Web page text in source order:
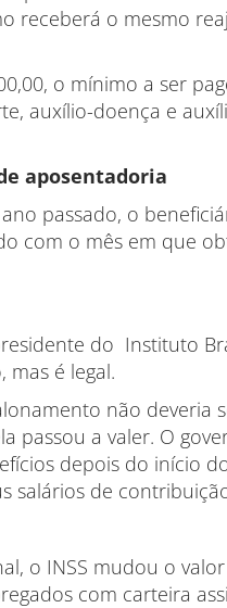
receberá o mesmo
o mínimo a ser
auxílio-doença e
aposentadoria
passado, o
com o mês em que
do Instituto
mas é legal.
não deveria
passou a valer. O
depois do início
salários de
o INSS mudou o
com carteira